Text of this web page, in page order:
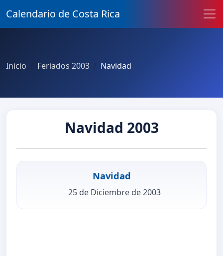
Calendario de Costa Rica
Inicio Feriados 2003 Navidad
Navidad 2003
Navidad
25 de Diciembre de 2003